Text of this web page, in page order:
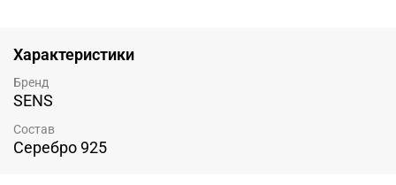
Серебро 925
Браслет 16см
Характеристики
Бренд
SENS
Состав
Серебро 925